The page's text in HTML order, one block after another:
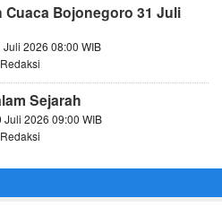
Cuaca Bojonegoro 31 Juli
Juli 2026 08:00 WIB
Sejarah
Juli 2026 09:00 WIB